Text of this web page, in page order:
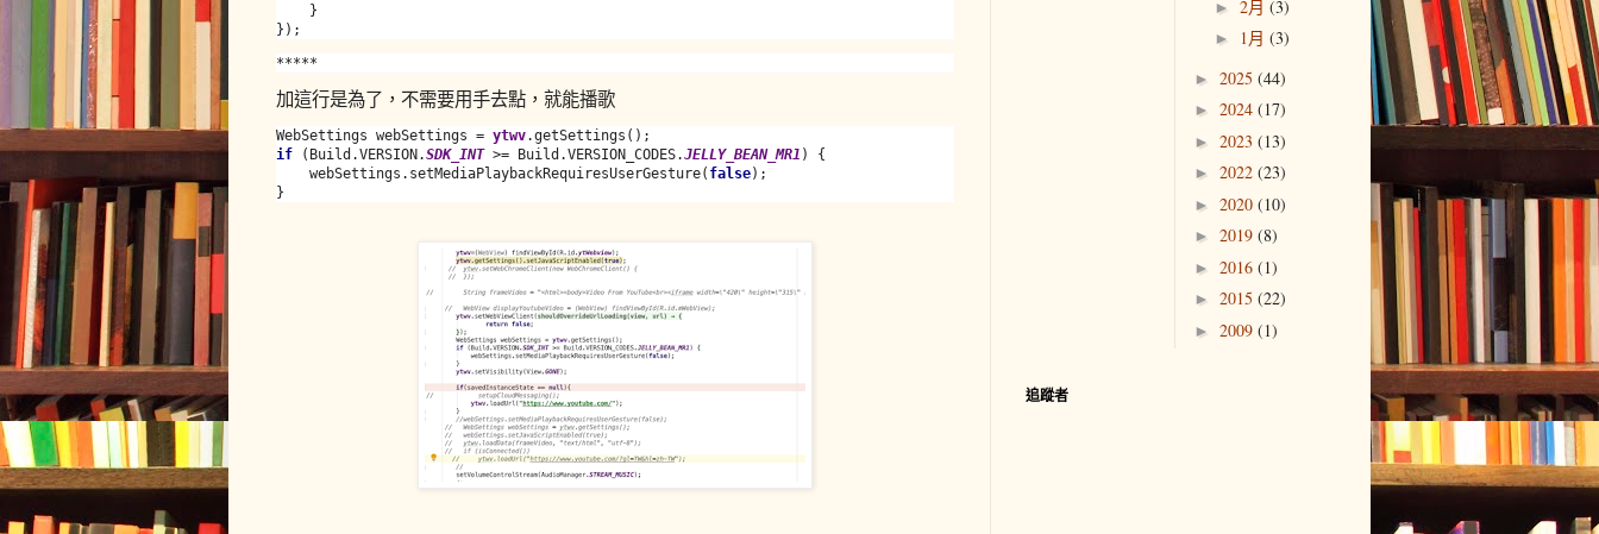
    }
});
*****
加這行是為了，不需要用手去點，就能播歌
WebSettings webSettings = ytwv
if
(Build.VERSION.SDK_INT >= Build.VERSION_CODES.JELLY_BEAN_MR1 ) {
    webSettings.setMediaPlaybackRequiresUserGesture(
false);
}
► 2月 (3)
► 1月 (3)
► 2025 (44)
► 2024 (17)
► 2023 (13)
► 2022 (23)
► 2020 (10)
► 2019 (8)
► 2016 (1)
► 2015 (22)
► 2009 (1)
追蹤者